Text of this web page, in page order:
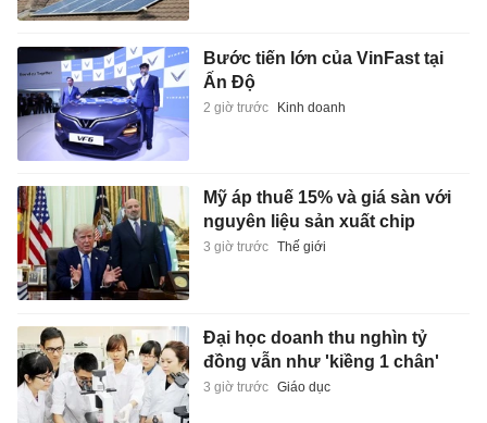
Bước tiến lớn của VinFast tại
Ấn Độ
2 giờ trước Kinh doanh
Mỹ áp thuế 15% và giá sàn với
nguyên liệu sản xuất chip
3 giờ trước Thế giới
Đại học doanh thu nghìn tỷ
đồng vẫn như 'kiềng 1 chân'
3 giờ trước Giáo dục